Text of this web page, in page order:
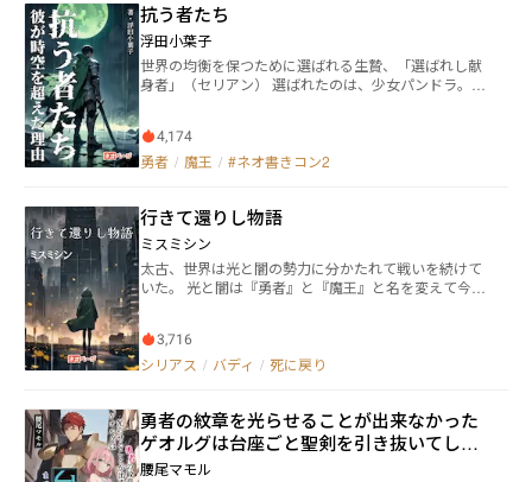
あるドレインタッチなどを学習し、利用することで休
まず寝ずに戦い続ける。 魔神はどんどん強力になっ
ていくが、ラックも飛躍的にどんどん強くなってい
く。 魔神がわいてこなくなるまで、ラックは10年戦
い抜いた。 王都に帰ったラックは驚く。 自分の名
てられてしまっていた。 そして、生命力吸収を使
いまくったせいで、若返ってしまっている。 年齢に
そぐわぬ外見。飛躍的に伸びた能力。 「目立ちすぎ
りをすることにした。 Ｓランク魔導士なのに、Ｆラ
ンク戦士に偽装したラックの、平和になった（？）世
界での冒険が、いま始まる！
抗う者たち
浮田小葉子
世界の均衡を保つために選ばれる生贄、「選ばれし献
身者」（セリアン） 選ばれたのは、少女パンドラ。彼
儀式を阻止し、神と世界を呪い、禁じられた力を手に
して魔王となる。 彼女の目的はただ一つ——パンドラ
4,174
勇者 / 魔王 / #ネオ書きコン2
行きて還りし物語
ミスミシン
太古、世界は光と闇の勢力に分かたれて戦いを続けて
いた。 光と闇は『勇者』と『魔王』と名を変えて今尚
た、大事な存在のために力を振るう。 何度傷つこうと
も。 何度、死の運命に飲み込まれようとも――― ※こ
ます。
3,716
シリアス / バディ / 死に戻り
勇者の紋章を光らせることが出来なかった
ゲオルグは台座ごと聖剣を引き抜いてしま
ったようです――３本の聖剣と３人の勇者
腰尾マモル